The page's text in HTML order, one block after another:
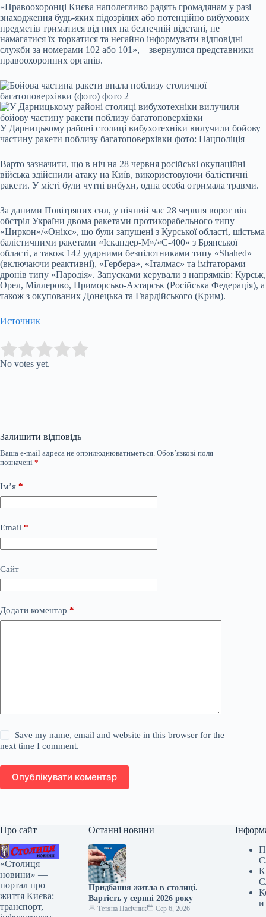
«Правоохоронці Києва наполегливо радять громадянам у разі
знаходження будь-яких підозрілих або потенційно вибухових
предметів триматися від них на безпечній відстані, не
намагатися їх торкатися та негайно інформувати відповідні
служби за номерами 102 або 101», – звернулися представники
правоохоронних органів.
У Дарницькому районі столиці вибухотехніки вилучили бойову
частину ракети поблизу багатоповерхівки фото: Нацполіція
Варто зазначити, що в ніч на 28 червня російські окупаційні
війська здійснили атаку на Київ, використовуючи балістичні
ракети. У місті були чутні вибухи, одна особа отримала травми.
За даними Повітряних сил, у нічний час 28 червня ворог вів
обстріл України двома ракетами протикорабельного типу
«Циркон»/«Онікс», що були запущені з Курської області, шістьма
балістичними ракетами «Іскандер-М»/«С-400» з Брянської
області, а також 142 ударними безпілотниками типу «Shahed»
(включаючи реактивні), «Гербера», «Італмас» та імітаторами
дронів типу «Пародія». Запусками керували з напрямків: Курськ,
Орел, Міллерово, Приморсько-Ахтарськ (Російська Федерація), а
також з окупованих Донецька та Гвардійського (Крим).
Источник
Rate this item:
No votes yet.
Залишити відповідь
Ваша e-mail адреса не оприлюднюватиметься. Обов’язкові поля
позначені *
Ім’я *
Email *
Сайт
Додати коментар *
Save my name, email and website in this browser for the
next time I comment.
Опублікувати коментар
Про сайт
«Столиця
новини» —
портал про
життя Києва:
транспорт,
Останні новини
Придбання житла в столиці.
Вартість у серпні 2026 року
Тетяна Пасічник
Сер 6, 2026
и